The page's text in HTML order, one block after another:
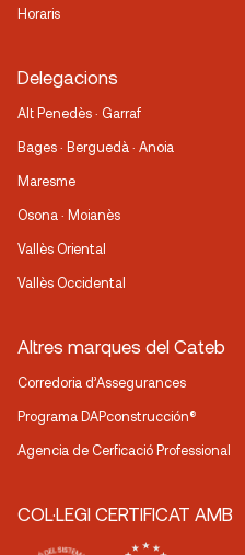
Horaris
Delegacions
Alt Penedès · Garraf
Bages · Berguedà · Anoia
Maresme
Osona · Moianès
Vallès Oriental
Vallès Occidental
Altres marques del Cateb
Corredoria d’Assegurances
Programa DAPconstrucción®
Agencia de Cerficació Professional
COL·LEGI CERTIFICAT AMB